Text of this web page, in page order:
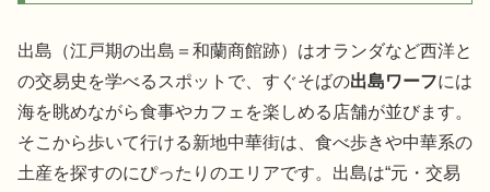
出島（江戸期の出島＝和蘭商館跡）はオランダなど西洋と
の交易史を学べるスポットで、すぐそばの出島ワーフには
海を眺めながら食事やカフェを楽しめる店舗が並びます。
そこから歩いて行ける新地中華街は、食べ歩きや中華系の
土産を探すのにぴったりのエリアです。出島は“元・交易